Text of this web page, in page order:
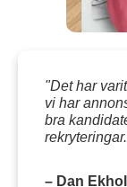
"Det har
vi har
bra
– Dan